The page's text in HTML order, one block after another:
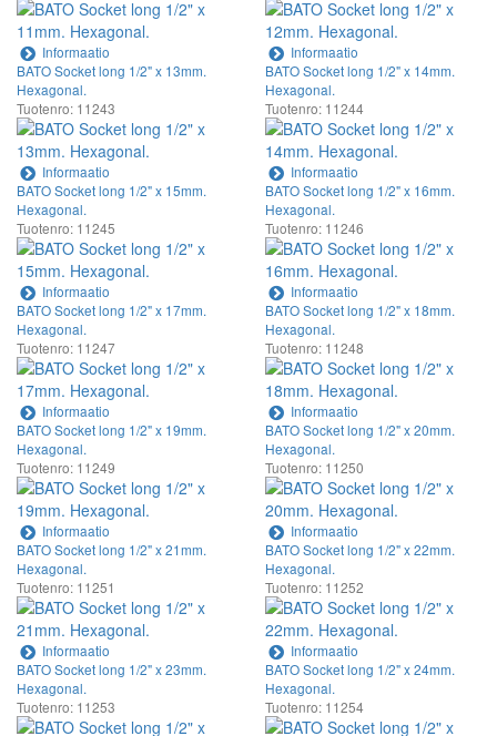
Informaatio
Informaatio
BATO Socket long 1/2" x 13mm.
Hexagonal.
Tuotenro: 11243
Informaatio
BATO Socket long 1/2" x 14mm.
Hexagonal.
Tuotenro: 11244
Informaatio
BATO Socket long 1/2" x 15mm.
Hexagonal.
Tuotenro: 11245
Informaatio
BATO Socket long 1/2" x 16mm.
Hexagonal.
Tuotenro: 11246
Informaatio
BATO Socket long 1/2" x 17mm.
Hexagonal.
Tuotenro: 11247
Informaatio
BATO Socket long 1/2" x 18mm.
Hexagonal.
Tuotenro: 11248
Informaatio
BATO Socket long 1/2" x 19mm.
Hexagonal.
Tuotenro: 11249
Informaatio
BATO Socket long 1/2" x 20mm.
Hexagonal.
Tuotenro: 11250
Informaatio
BATO Socket long 1/2" x 21mm.
Hexagonal.
Tuotenro: 11251
Informaatio
BATO Socket long 1/2" x 22mm.
Hexagonal.
Tuotenro: 11252
Informaatio
BATO Socket long 1/2" x 23mm.
Hexagonal.
Tuotenro: 11253
BATO Socket long 1/2" x 24mm.
Hexagonal.
Tuotenro: 11254